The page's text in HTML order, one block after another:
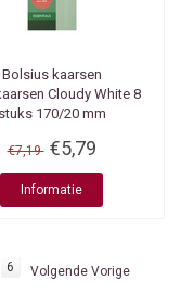
Bolsius kaarsen
Cloudy White 8
stuks 170/20 mm
€7,19 €5,79
Informatie
6 Volgende Vorige